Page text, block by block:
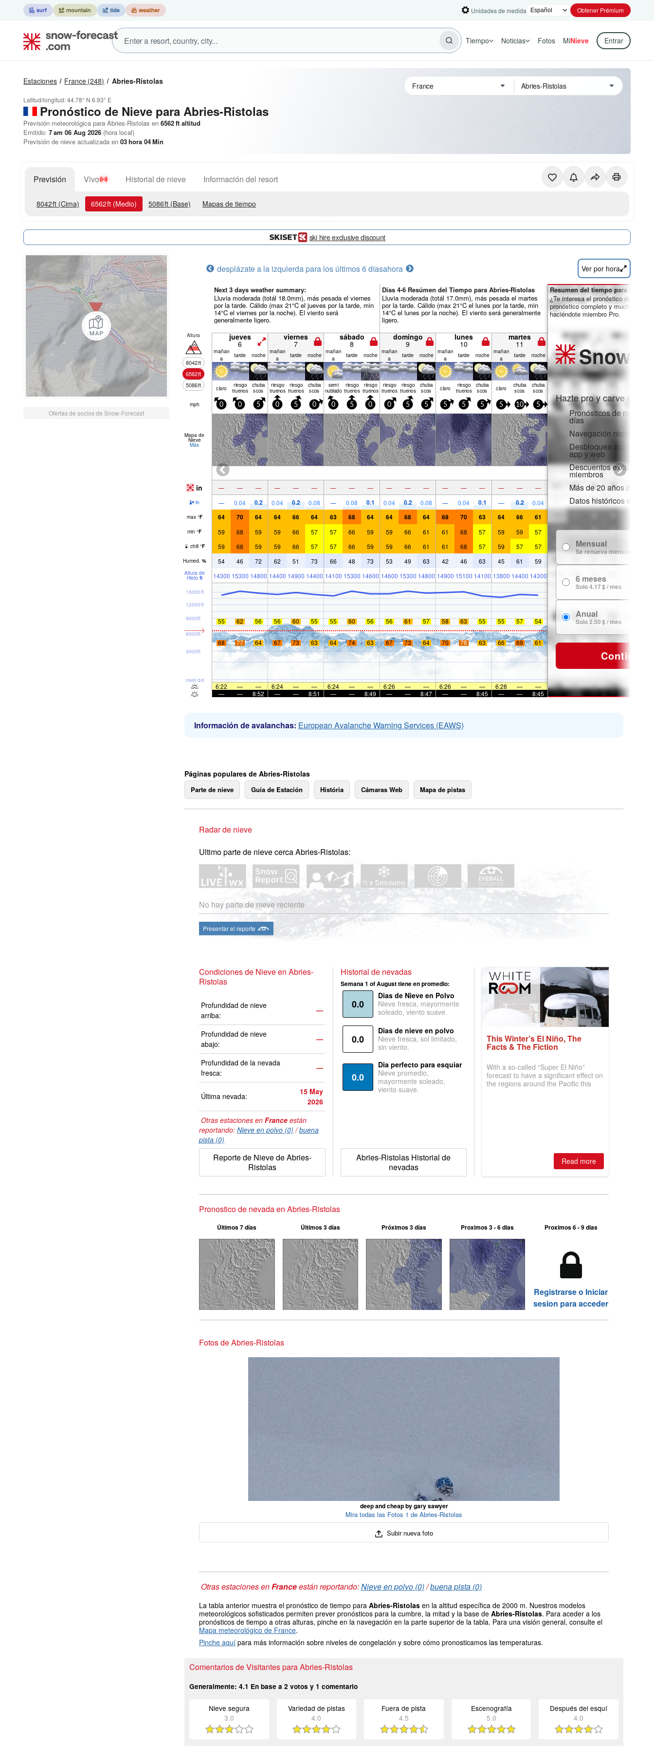
Unidades de medida Obtener Prémium
Tiempo Noticias Fotos MiNieve Entrar
Estaciones France (248) Abries-Ristolas
Latitud/longitud:44.78° N 6.93° E
Pronóstico de Nieve para Abries-Ristolas
Previsión meteorológica para Abries-Ristolas en 6562ft altitud
Emitido: 7 am 06 Aug 2026 (hora local)
Previsión de nieve actualizada en 03hora 04Min
Previsión Vivo Historial de nieve Información del resort
8042ft (Cima) 6562ft (Medio) 5086ft (Base) Mapas de tiempo
ski hire exclusive discount
Ofertas de socios de Snow-Forecast
desplázate a la izquierda para los últimos 6 díasahora Ver por hora
Next 3 days weather summary:
Lluvia moderada (totál 18.0mm), más pesada el viernes
por la tarde. Cálido (max 21°C el jueves por la tarde, min
14°C el viernes por la noche). El viento será
generalmente ligero.
Días 4-6 Resúmen del Tiempo para Abries-Ristolas
Lluvia moderada (totál 17.0mm), más pesada el martes
por la tarde. Cálido (max 21°C el lunes por la tarde, min
14°C el lunes por la noche). El viento será generalmente
ligero.
Altura
8042ft
6562ft
5086ft
jueves
6
viernes
7
sábado
8
domingo
9
lunes
10
martes
11
mañan
a
tarde noche mañan
a
tarde noche mañan
a
tarde noche mañan
a
tarde noche mañan
a
tarde noche mañan
a
tarde noche
claro riesgo
truenos
chuba
scos
riesgo
truenos
riesgo
truenos
chuba
scos
semi
nublado
riesgo
truenos
riesgo
truenos
riesgo
truenos
riesgo
truenos
chuba
scos claro riesgo
truenos
chuba
scos claro chuba
scos
chuba
scos
mph 0 0 5 0 5 0 0 5 0 0 5 5 5 5 5 5 10 5
Mapa de
Nieve
Más
in — — — — — — — — — — — — — — — — — —
in — 0.04 0.2 0.04 0.2 0.08 — 0.08 0.1 0.04 0.2 0.08 — 0.04 0.1 — 0.2 0.04
max °F 64 70 64 64 66 64 63 68 64 64 68 64 68 70 63 64 66 61
min °F 59 68 59 59 66 57 57 66 59 59 66 61 61 68 57 59 59 57
chill °F 59 68 59 59 66 57 57 66 59 59 66 61 61 68 57 59 57 57
Humed. % 54 46 72 62 51 73 66 48 73 53 49 63 42 46 63 45 61 59
Altura de
Hielo ft 14300 15300 14800 14400 14900 14400 14100 15300 14600 14600 15300 14800 14900 15100 14100 13800 14400 14300
nivel del mar
3000ft
6000ft
9000ft
12000ft
15000ft
55 62 56 56 60 55 55 60 56 56 61 57 58 63 55 55 57 54
68 77 64 67 73 63 64 74 63 67 73 64 70 76 63 66 69 61
6:22 — — 6:24 — — 6:24 — — 6:26 — — 6:26 — — 6:28 —
—
—
— 8:52 — — 8:51 — — 8:49 — — 8:47 — — 8:45 — — 8:45
Resumen del tiempo para los días
¿Te interesa el pronóstico de 16
pronóstico completo y muchas más
haciéndote miembro Pro.
Snow
Hazte pro y carve en:
Pronósticos de nieve
días
Navegación rápida sin
Desbloquea acceso
app y web
Descuentos exclusivos
miembros
Más de 20 años de
Datos históricos de
Mensual
Se renueva mensualmente
6 meses
Solo 4.17 $ / mes
Anual
Solo 2.50 $ / mes
Continuar
Información de avalanchas: European Avalanche Warning Services (EAWS)
Páginas populares de Abries-Ristolas
Parte de nieve Guía de Estación História Cámaras Web Mapa de pistas
Radar de nieve
Ultimo parte de nieve cerca Abries-Ristolas:
No hay parte de nieve reciente
Presentar el reporte
Condiciones de Nieve en Abries-
Ristolas
Profundidad de nieve
arriba:
—
Profundidad de nieve
abajo:
—
Profundidad de la nevada
fresca:
—
Última nevada:
15 May
2026
Otras estaciones en France están
reportando: Nieve en polvo (0) /buena
pista (0)
Reporte de Nieve de Abries-
Ristolas
Historial de nevadas
Semana 1 of August tiene en promedio:
0.0
Dias de Nieve en Polvo
Nieve fresca, mayormente
soleado, viento suave.
0.0
Dias de nieve en polvo
Nieve fresca, sol limitado,
sin viento.
0.0
Dia perfecto para esquiar
Nieve promedio,
mayormente soleado,
viento suave.
Abries-Ristolas Historial de
nevadas
This Winter’s El Niño, The
Facts & The Fiction
With a so-called “Super El Niño”
forecast to have a significant effect on
the regions around the Pacific this
Read more
Pronostico de nevada en Abries-Ristolas
Últimos 7 días Últimos 3 días Próximos 3 días Proximos 3 - 6 dias Proximos 6 - 9 dias
Registrarse o Iniciar
sesion para acceder
Fotos de Abries-Ristolas
deep and cheap by gary sawyer
Mira todas las Fotos 1 de Abries-Ristolas
Subir nueva foto
Otras estaciones enFranceestán reportando:Nieve en polvo (0)/buena pista (0)
La tabla anterior muestra el pronóstico de tiempo para Abries-Ristolas en la altitud específica de 2000 m. Nuestros modelos
meteorológicos sofisticados permiten prever pronósticos para la cumbre, la mitad y la base de Abries-Ristolas. Para aceder a los
pronósticos de tiempo a otras alturas, pinche en la navegación en la parte superior de la tabla. Para una visión general, consulte el
Mapa meteorológico de France.
Pinche aquí para más información sobre niveles de congelación y sobre cómo pronosticamos las temperaturas.
Comentarios de Visitantes para Abries-Ristolas
Generalmente: 4.1 En base a 2 votos y 1 comentario
Nieve segura
3.0
Variedad de pistas
4.0
Fuera de pista
4.5
Escenografía
5.0
Después del esquí
4.0